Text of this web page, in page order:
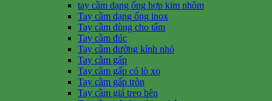
tay cầm dạng ống hợp kim nhôm
Tay cầm dạng ống inox
Tay cầm dùng cho tấm
Tay cầm đúc
Tay cầm đường kính nhỏ
Tay cầm gấp
Tay cầm gấp có lò xo
Tay cầm gấp tròn
Tay cầm giá treo bên